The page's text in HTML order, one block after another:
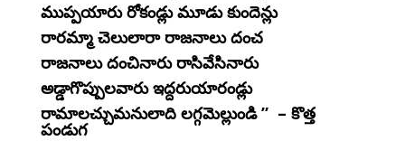
ముప్పయారు రోకండ్లు మూడు కుందెన్లు
రారమ్మా చెలులారా రాజనాలు దంచ
రాజనాలు దంచినారు రాసివేసినారు
అడ్డాగొప్పులవారు ఇద్దరుయారండ్లు
రామాలచ్చుమనులాది లగ్గమెల్లుండి ” – కొత్త
పండుగ